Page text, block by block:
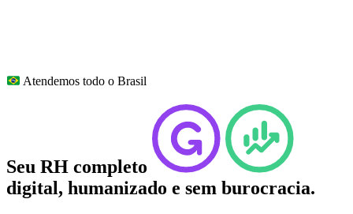
Atendemos todo o Brasil
Seu RH completo
digital, humanizado e sem burocracia.